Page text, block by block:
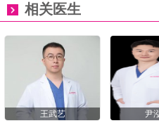
相关医生
王武艺 尹